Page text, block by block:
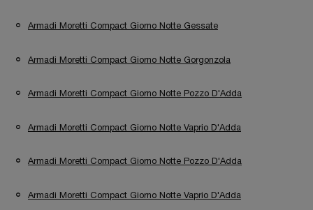
Armadi Moretti Compact Giorno Notte Gessate
Armadi Moretti Compact Giorno Notte Gorgonzola
Armadi Moretti Compact Giorno Notte Pozzo D'Adda
Armadi Moretti Compact Giorno Notte Vaprio D'Adda
Armadi Moretti Compact Giorno Notte Pozzo D'Adda
Armadi Moretti Compact Giorno Notte Vaprio D'Adda